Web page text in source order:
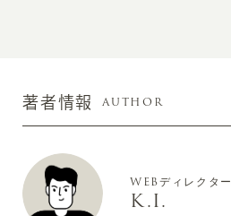
著者情報 AUTHOR
WEBディレクター
K.I.